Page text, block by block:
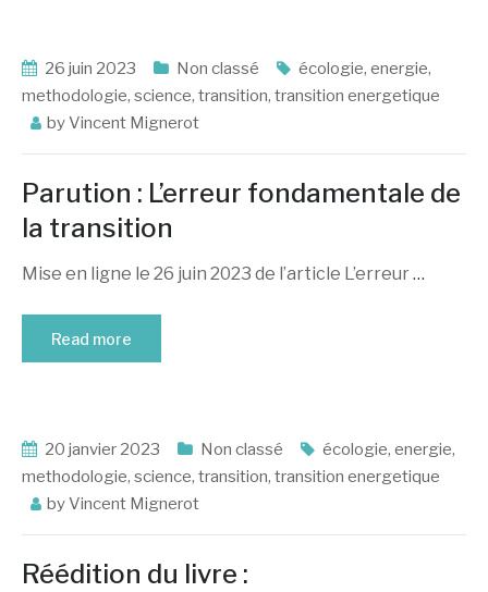
26 juin 2023 Non classé écologie, energie,
methodologie, science, transition, transition energetique
byVincent Mignerot
Parution : L’erreur fondamentale de
la transition
Mise en ligne le 26 juin 2023 de l’article L’erreur…
Read more
20 janvier 2023 Non classé écologie, energie,
methodologie, science, transition, transition energetique
byVincent Mignerot
Réédition du livre :